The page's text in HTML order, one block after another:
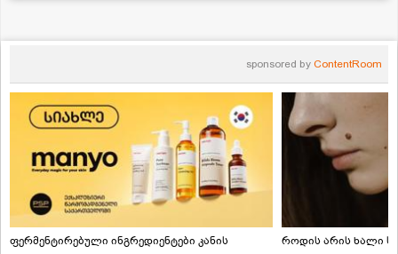
sponsored by ContentRoom
ფერმენტირებული ინგრედიენტები კანის
როდის არის ხალი